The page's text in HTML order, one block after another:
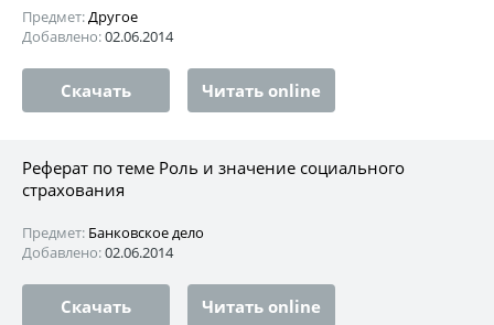
Предмет:Другое
Добавлено:02.06.2014
Скачать Читать online
Реферат по теме Роль и значение социального
страхования
Предмет: Банковское дело
Добавлено:02.06.2014
Скачать Читать online